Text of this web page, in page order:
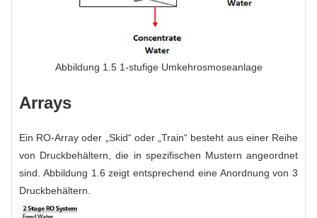
Abbildung 1.5 1-stufige Umkehrosmoseanlage
Arrays
Ein RO-Array oder „Skid“ oder „Train“ besteht aus einer Reihe
von Druckbehältern, die in spezifischen Mustern angeordnet
sind. Abbildung 1.6 zeigt entsprechend eine Anordnung von 3
Druckbehältern.